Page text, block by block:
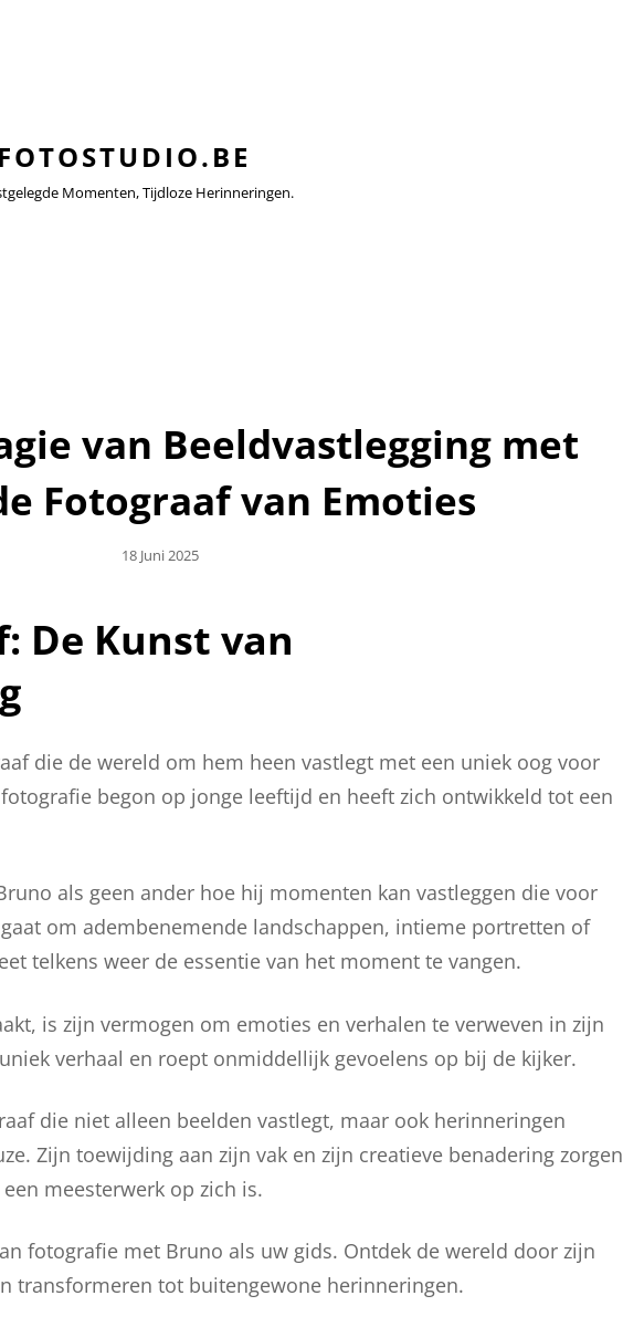
Momenten, Tijdloze Herinneringen.
van Beeldvastlegging met
Fotograaf van Emoties
Geplaatst
18 Juni 2025
De Kunst van
die de wereld om hem heen vastlegt met een uniek oog voor
begon op jonge leeftijd en heeft zich ontwikkeld tot een
als geen ander hoe hij momenten kan vastleggen die voor
om adembenemende landschappen, intieme portretten of
telkens weer de essentie van het moment te vangen.
is zijn vermogen om emoties en verhalen te verweven in zijn
verhaal en roept onmiddellijk gevoelens op bij de kijker.
die niet alleen beelden vastlegt, maar ook herinneringen
Zijn toewijding aan zijn vak en zijn creatieve benadering zorgen
meesterwerk op zich is.
fotografie met Bruno als uw gids. Ontdek de wereld door zijn
transformeren tot buitengewone herinneringen.